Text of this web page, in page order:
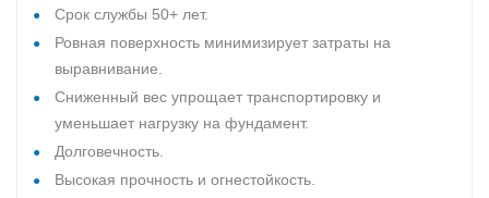
Срок службы 50+ лет.
Ровная поверхность минимизирует затраты на
выравнивание.
Сниженный вес упрощает транспортировку и
уменьшает нагрузку на фундамент.
Долговечность.
Высокая прочность и огнестойкость.